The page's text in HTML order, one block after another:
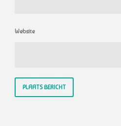
Website